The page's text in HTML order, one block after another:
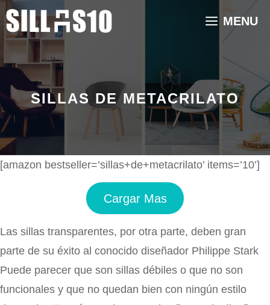
Saltar
al
contenido
MENU
SILLAS DE METACRILATO
[amazon bestseller=’sillas+de+metacrilato’ items=’10’]
Cargar Mas
Las sillas transparentes, por otra parte, deben gran
parte de su éxito al conocido diseñador Philippe Stark
Puede parecer que son sillas débiles o que no son
funcionales y que no quedan bien con ningún estilo